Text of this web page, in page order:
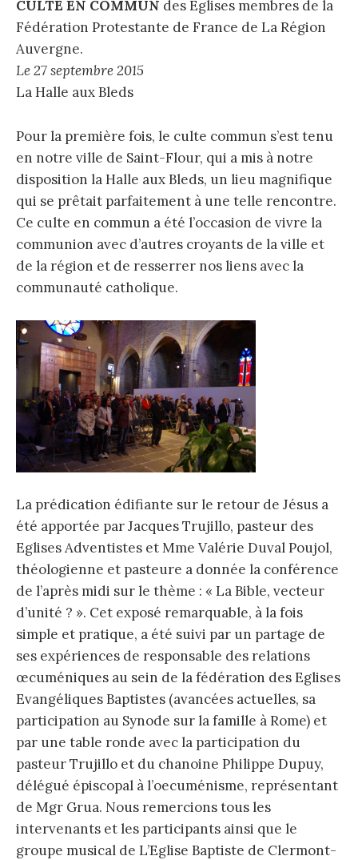
CULTE EN COMMUN des Eglises membres de la
Fédération Protestante de France de La Région
Auvergne.
Le 27 septembre 2015
La Halle aux Bleds
Pour la première fois, le culte commun s’est tenu
en notre ville de Saint-Flour, qui a mis à notre
disposition la Halle aux Bleds, un lieu magnifique
qui se prêtait parfaitement à une telle rencontre.
Ce culte en commun a été l’occasion de vivre la
communion avec d’autres croyants de la ville et
de la région et de resserrer nos liens avec la
communauté catholique.
La prédication édifiante sur le retour de Jésus a
été apportée par Jacques Trujillo, pasteur des
Eglises Adventistes et Mme Valérie Duval Poujol,
théologienne et pasteure a donnée la conférence
de l’après midi sur le thème : « La Bible, vecteur
d’unité ? ». Cet exposé remarquable, à la fois
simple et pratique, a été suivi par un partage de
ses expériences de responsable des relations
œcuméniques au sein de la fédération des Eglises
Evangéliques Baptistes (avancées actuelles, sa
participation au Synode sur la famille à Rome) et
par une table ronde avec la participation du
pasteur Trujillo et du chanoine Philippe Dupuy,
délégué épiscopal à l’oecuménisme, représentant
de Mgr Grua. Nous remercions tous les
intervenants et les participants ainsi que le
groupe musical de L’Eglise Baptiste de Clermont-